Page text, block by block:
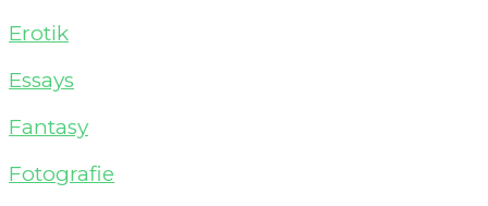
Erotik
Essays
Fantasy
Fotografie